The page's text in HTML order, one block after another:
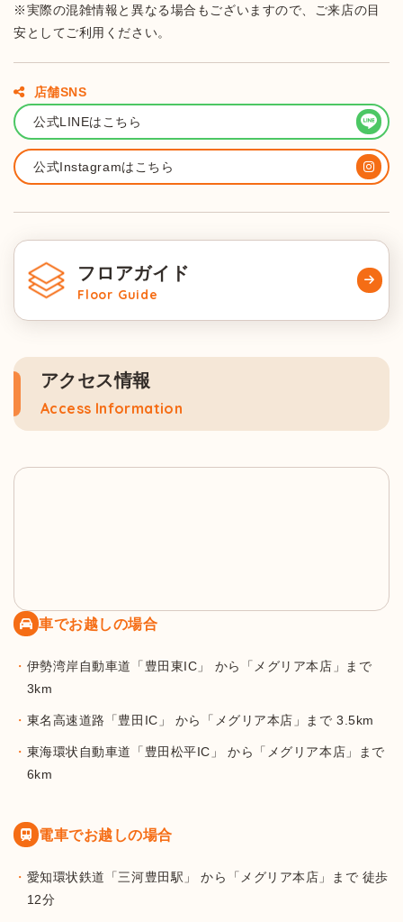
※実際の混雑情報と異なる場合もございますので、ご来店の目
安としてご利用ください。
店舗SNS
公式LINEはこちら
公式Instagramはこちら
フロアガイド
Floor Guide
アクセス情報
Access Information
車でお越しの場合
伊勢湾岸自動車道「豊田東IC」 から「メグリア本店」まで
3km
東名高速道路「豊田IC」 から「メグリア本店」まで 3.5km
東海環状自動車道「豊田松平IC」 から「メグリア本店」まで
6km
電車でお越しの場合
愛知環状鉄道「三河豊田駅」 から「メグリア本店」まで 徒歩
12分